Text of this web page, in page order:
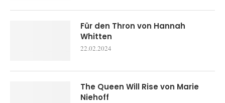
Für den Thron von Hannah
Whitten
22.02.2024
The Queen Will Rise von Marie
Niehoff